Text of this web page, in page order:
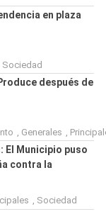
en plaza
Sociedad
después de
Generales
Municipio puso
contra la
Sociedad